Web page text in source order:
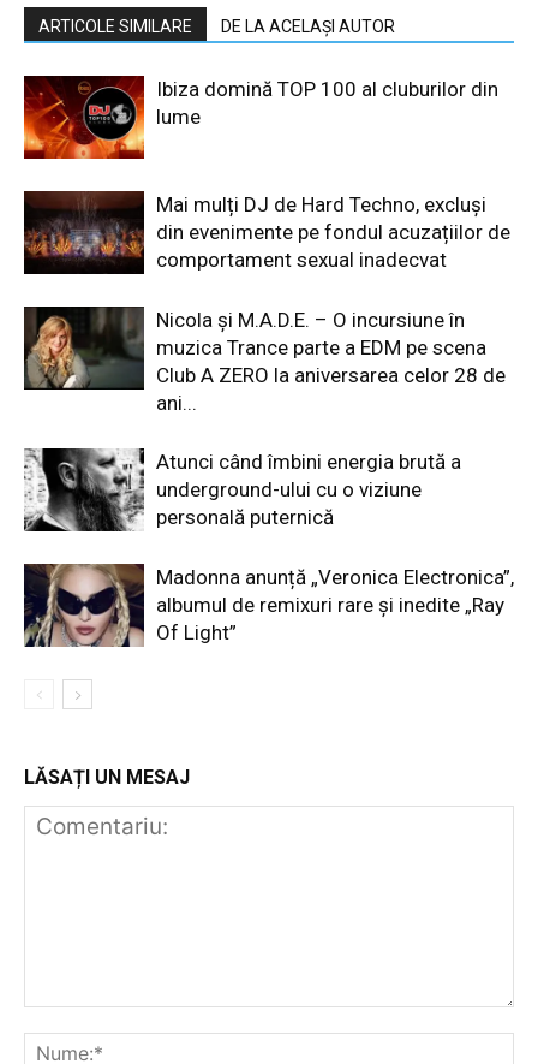
ARTICOLE SIMILARE DE LA ACELAȘI AUTOR
Ibiza domină TOP 100 al cluburilor din
lume
Mai mulți DJ de Hard Techno, excluși
din evenimente pe fondul acuzațiilor de
comportament sexual inadecvat
Nicola și M.A.D.E. – O incursiune în
muzica Trance parte a EDM pe scena
Club A ZERO la aniversarea celor 28 de
ani...
Atunci când îmbini energia brută a
underground-ului cu o viziune
personală puternică
Madonna anunță „Veronica Electronica”,
albumul de remixuri rare și inedite „Ray
Of Light”
LĂSAȚI UN MESAJ